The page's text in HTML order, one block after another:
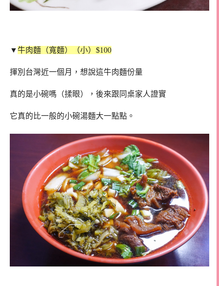
▼牛肉麵（寬麵）（小）$100
揮別台灣近一個月，想說這牛肉麵份量
真的是小碗嗎（揉眼），後來跟同桌家人證實
它真的比一般的小碗湯麵大一點點。